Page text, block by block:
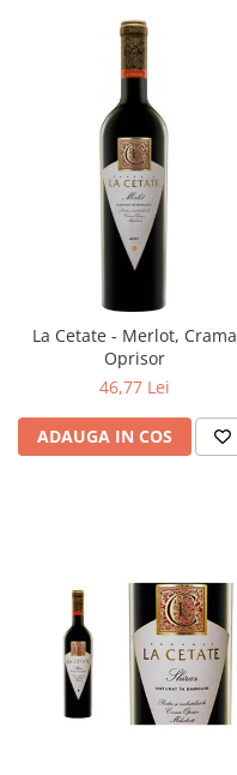
La Cetate - Merlot, Crama
Oprisor
46,77 Lei
ADAUGA IN COS